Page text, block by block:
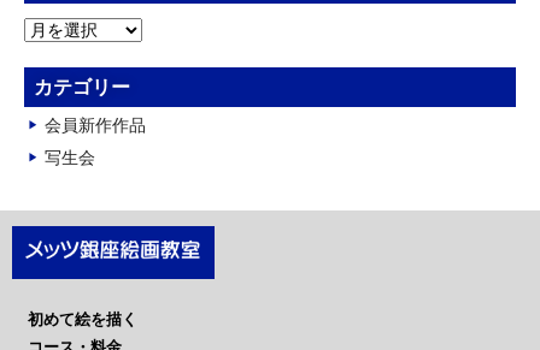
ア
カ
イ
ブ
カテゴリー
会員新作作品
写生会
初めて絵を描く